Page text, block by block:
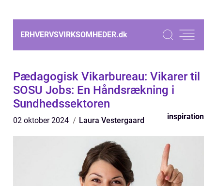
ERHVERVSVIRKSOMHEDER.dk
Pædagogisk Vikarbureau: Vikarer til
SOSU Jobs: En Håndsrækning i
Sundhedssektoren
02 oktober 2024 Laura Vestergaard inspiration